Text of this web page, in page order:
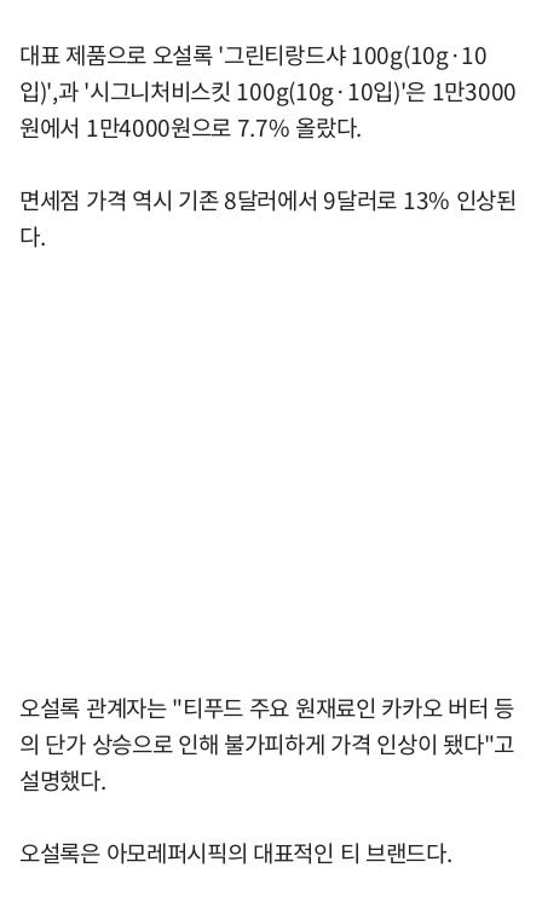
대표 제품으로 오설록 '그린티랑드샤 100g(10g·10
입)',과 '시그니처비스킷 100g(10g·10입)'은 1만3000
원에서 1만4000원으로 7.7% 올랐다.
면세점 가격 역시 기존 8달러에서 9달러로 13% 인상된
다.
오설록 관계자는 "티푸드 주요 원재료인 카카오 버터 등
의 단가 상승으로 인해 불가피하게 가격 인상이 됐다"고
설명했다.
오설록은 아모레퍼시픽의 대표적인 티 브랜드다.